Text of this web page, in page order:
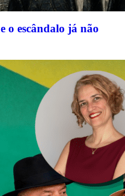
o escândalo já não